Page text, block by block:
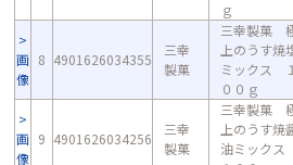
ｇ
画
像
8 4901626034355
三幸
製菓
三幸製菓
上のうす焼
ミックス １
００ｇ
画
像
9 4901626034256
三幸
製菓
三幸製菓
上のうす焼
油ミックス